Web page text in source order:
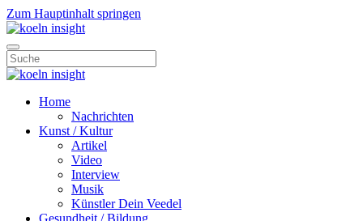
Zum Hauptinhalt springen
Home
Nachrichten
Kunst / Kultur
Artikel
Video
Interview
Musik
Künstler Dein Veedel
Gesundheit / Bildung